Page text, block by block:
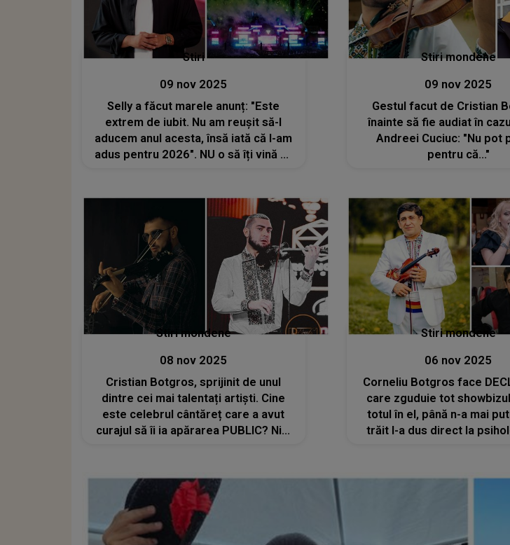
Stiri
09 nov 2025
Selly a făcut marele anunț: "Este
extrem de iubit. Nu am reușit să-l
aducem anul acesta, însă iată că l-am
adus pentru 2026". NU o să îți vină să
Stiri mondene
09 nov 2025
Gestul facut de Cristian
înainte să fie audiat în
Andreei Cuciuc: "Nu pot
pentru că..."
Stiri mondene
08 nov 2025
Cristian Botgros, sprijinit de unul
dintre cei mai talentați artiști. Cine
este celebrul cântăreț care a avut
curajul să îi ia apărarea PUBLIC? Nici
nume mare al scenei
Stiri mondene
06 nov 2025
Corneliu Botgros face
care zguduie tot
totul în el, până n-a mai
trăit l-a dus direct la
Adriana Ochișanu